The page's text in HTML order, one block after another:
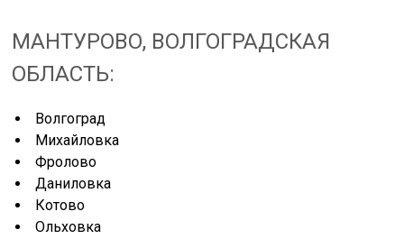
МАНТУРОВО, ВОЛГОГРАДСКАЯ
ОБЛАСТЬ:
Волгоград
Михайловка
Фролово
Даниловка
Котово
Ольховка